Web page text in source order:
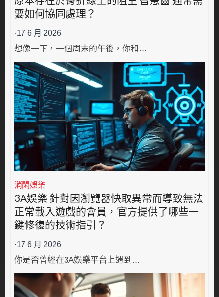
要如何協同處理？
·17 6 月 2026
想像一下，一個周末的午後，你和…
消閑娛樂
3A娛樂 針對因瀏覽器快取異常而導致無法
正常載入遊戲的會員，官方提供了哪些一
鍵修復的技術指引？
·17 6 月 2026
你是否曾經在3A娛樂平台上遇到…